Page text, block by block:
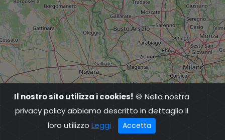
Il nostro sito utilizza i cookies! 🍪 Nella nostra
privacy policy abbiamo descritto in dettaglio il
loro utilizzo Leggi Accetta